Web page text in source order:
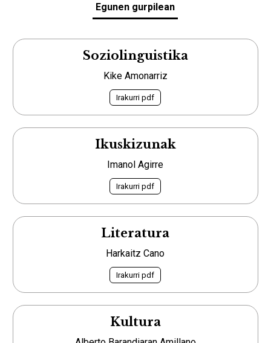
Egunen gurpilean
Soziolinguistika
Kike Amonarriz
Irakurri pdf
Ikuskizunak
Imanol Agirre
Irakurri pdf
Literatura
Harkaitz Cano
Irakurri pdf
Kultura